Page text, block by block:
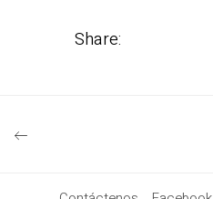
Share: